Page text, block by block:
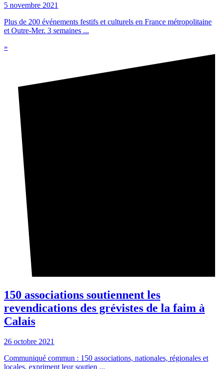
5 novembre 2021
Plus de 200 événements festifs et culturels en France métropolitaine
et Outre-Mer. 3 semaines ...
»
150 associations soutiennent les
revendications des grévistes de la faim à
Calais
26 octobre 2021
Communiqué commun : 150 associations, nationales, régionales et
locales, expriment leur soutien ...